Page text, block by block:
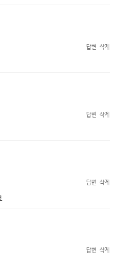
답변 삭제
답변 삭제
답변 삭제
답변 삭제